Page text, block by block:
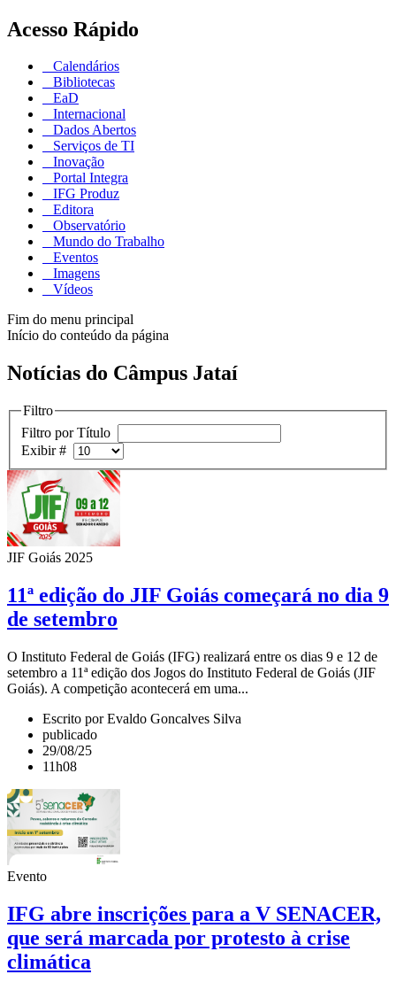
Acesso Rápido
Calendários
Bibliotecas
EaD
Internacional
Dados Abertos
Serviços de TI
Inovação
Portal Integra
IFG Produz
Editora
Observatório
Mundo do Trabalho
Eventos
Imagens
Vídeos
Fim do menu principal
Início do conteúdo da página
Notícias do Câmpus Jataí
Filtro
Filtro por Título
Exibir #
JIF Goiás 2025
11ª edição do JIF Goiás começará no dia 9
de setembro
O Instituto Federal de Goiás (IFG) realizará entre os dias 9 e 12 de
setembro a 11ª edição dos Jogos do Instituto Federal de Goiás (JIF
Goiás). A competição acontecerá em uma...
Escrito por Evaldo Goncalves Silva
publicado
29/08/25
11h08
Evento
IFG abre inscrições para a V SENACER,
que será marcada por protesto à crise
climática